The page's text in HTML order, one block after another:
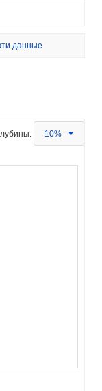
данные
10%